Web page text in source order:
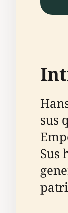
sus
Sus